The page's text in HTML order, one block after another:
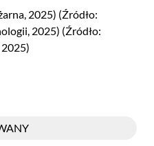
2025) (Źródło:
2025) (Źródło: